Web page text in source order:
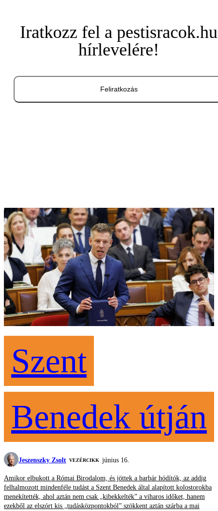
Iratkozz fel a pestisracok.hu
hírlevelére!
Feliratkozás
Szent
Benedek útján
Jeszenszky Zsolt VEZÉRCIKK június 16.
Amikor elbukott a Római Birodalom, és jöttek a barbár hódítók, az addig
felhalmozott mindenféle tudást a Szent Benedek által alapított kolostorokba
menekítették, ahol aztán nem csak „kibekkelték” a viharos időket, hanem
ezekből az elszórt kis „tudásközpontokból” szökkent aztán szárba a mai